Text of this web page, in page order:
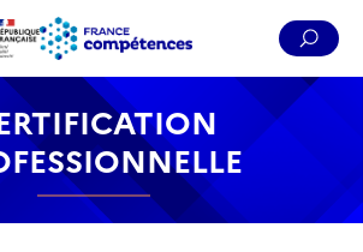
Menu Pied de page
de navigation